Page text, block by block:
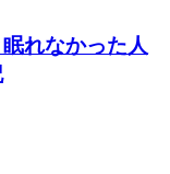
れなかった人